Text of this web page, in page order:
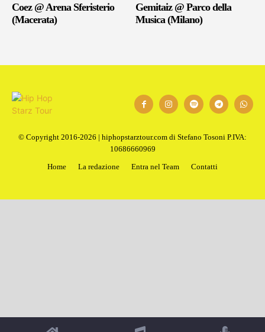
Coez @ Arena Sferisterio
(Macerata)
Gemitaiz @ Parco della
Musica (Milano)
© Copyright 2016-2026 | hiphopstarztour.com di Stefano Tosoni P.IVA:
10686660969
Home
La redazione Entra nel Team Contatti